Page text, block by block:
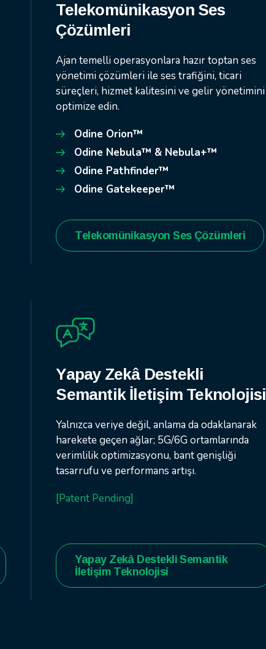
Telekomünikasyon Ses
Çözümleri
Ajan temelli operasyonlara hazır toptan ses
yönetimi çözümleri ile ses trafiğini, ticari
süreçleri, hizmet kalitesini ve gelir yönetimini
optimize edin.
Odine Orion™
Odine Nebula™ & Nebula+™
Odine Pathfinder™
Odine Gatekeeper™
Telekomünikasyon Ses Çözümleri
Yapay Zekâ Destekli
Semantik İletişim Teknolojisi
Yalnızca veriye değil, anlama da odaklanarak
harekete geçen ağlar; 5G/6G ortamlarında
verimlilik optimizasyonu, bant genişliği
tasarrufu ve performans artışı.
[Patent Pending]
Yapay Zekâ Destekli Semantik
İletişim Teknolojisi